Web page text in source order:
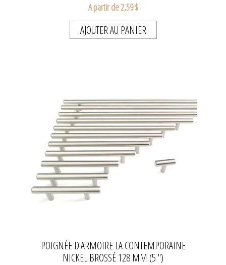
A partir de 2,59 $
AJOUTER AU PANIER
POIGNÉE D'ARMOIRE LA CONTEMPORAINE
NICKEL BROSSÉ 128 MM (5 ")